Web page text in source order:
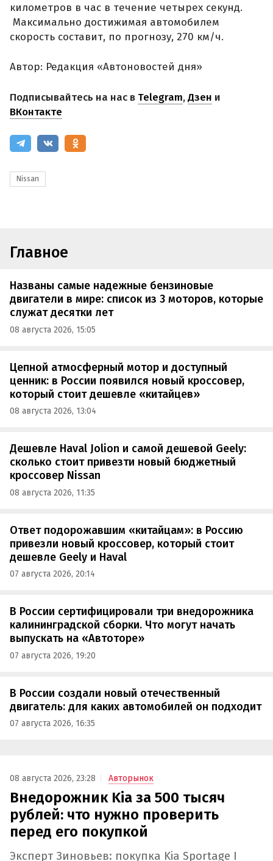
километров в час в течение четырех секунд.
Максимально достижимая автомобилем
скорость составит, по прогнозу, 270 км/ч.
Автор: Редакция «Автоновостей дня»
Подписывайтесь на нас в Telegram,Дзен и
ВКонтакте
Nissan
Главное
Названы самые надежные бензиновые
двигатели в мире: список из 3 моторов, которые
служат десятки лет
08 августа 2026, 15:05
Цепной атмосферный мотор и доступный
ценник: в России появился новый кроссовер,
который стоит дешевле «китайцев»
08 августа 2026, 13:04
Дешевле Haval Jolion и самой дешевой Geely:
сколько стоит привезти новый бюджетный
кроссовер Nissan
08 августа 2026, 11:35
Ответ подорожавшим «китайцам»: в Россию
привезли новый кроссовер, который стоит
дешевле Geely и Haval
07 августа 2026, 20:14
В России сертифицировали три внедорожника
калининградской сборки. Что могут начать
выпускать на «Автоторе»
07 августа 2026, 19:20
В России создали новый отечественный
двигатель: для каких автомобилей он подходит
07 августа 2026, 16:35
08 августа 2026, 23:28 Авторынок
Внедорожник Kia за 500 тысяч
рублей: что нужно проверить
перед его покупкой
Эксперт Зиновьев: покупка Kia Sportage I